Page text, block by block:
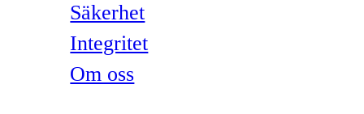
Säkerhet
Integritet
Om oss